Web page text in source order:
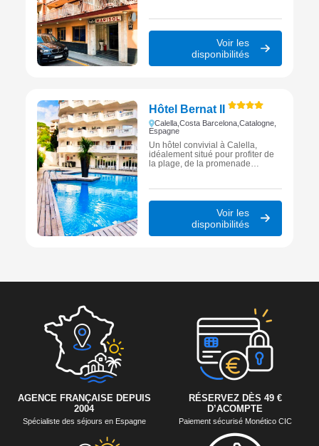
Barcelona.
Voir les
disponibilités
Hôtel Bernat II
Calella,Costa Barcelona,Catalogne,
Espagne
Un hôtel convivial à Calella,
idéalement situé pour profiter de
la plage, de la promenade
Maresme.
Voir les
disponibilités
AGENCE FRANÇAISE DEPUIS
2004
Spécialiste des séjours en Espagne
RÉSERVEZ DÈS 49 €
D’ACOMPTE
Paiement sécurisé Monético CIC